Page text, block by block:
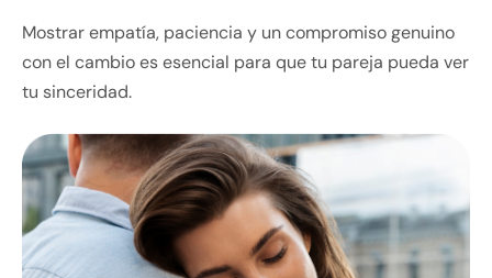
Mostrar empatía, paciencia y un compromiso genuino
con el cambio es esencial para que tu pareja pueda ver
tu sinceridad.